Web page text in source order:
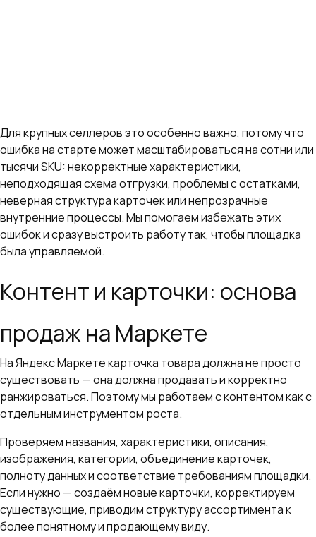
Для крупных селлеров это особенно важно, потому что
ошибка на старте может масштабироваться на сотни или
тысячи SKU: некорректные характеристики,
неподходящая схема отгрузки, проблемы с остатками,
неверная структура карточек или непрозрачные
внутренние процессы. Мы помогаем избежать этих
ошибок и сразу выстроить работу так, чтобы площадка
была управляемой.
Контент и карточки: основа
продаж на Маркете
На Яндекс Маркете карточка товара должна не просто
существовать — она должна продавать и корректно
ранжироваться. Поэтому мы работаем с контентом как с
отдельным инструментом роста.
Проверяем названия, характеристики, описания,
изображения, категории, объединение карточек,
полноту данных и соответствие требованиям площадки.
Если нужно — создаём новые карточки, корректируем
существующие, приводим структуру ассортимента к
более понятному и продающему виду.